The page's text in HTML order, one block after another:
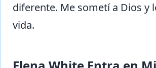
diferente. Me sometí a Dios y
vida.